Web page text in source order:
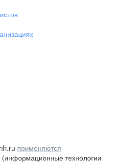
применяются
(информационные технологии